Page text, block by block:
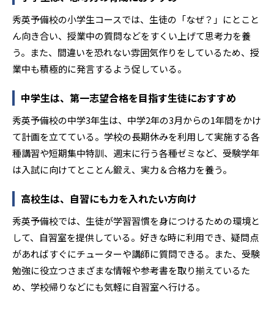
秀英予備校の小学生コースでは、生徒の「なぜ？」にとこと
ん向き合い、授業中の質問などをすくい上げて思考力を養
う。また、間違いを恐れない雰囲気作りをしているため、授
業中も積極的に発言するよう促している。
中学生は、第一志望合格を目指す生徒におすすめ
秀英予備校の中学3年生は、中学2年の3月からの1年間をかけ
て計画を立てている。学校の長期休みを利用して実施する各
種講習や短期集中特訓、週末に行う各種ゼミなど、受験学年
は入試に向けてとことん鍛え、実力＆合格力を養う。
高校生は、自習にも力を入れたい方向け
秀英予備校では、生徒が学習習慣を身につけるための環境と
して、自習室を提供している。好きな時に利用でき、疑問点
があればすぐにチューターや講師に質問できる。また、受験
勉強に役立つさまざまな情報や参考書を取り揃えているた
め、学校帰りなどにも気軽に自習室へ行ける。